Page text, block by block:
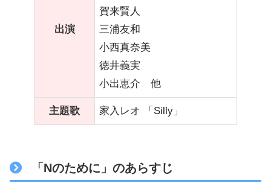
出演
賀来賢人
三浦友和
小西真奈美
徳井義実
小出恵介 他
主題歌 家入レオ 「Silly」
「Nのために」のあらすじ